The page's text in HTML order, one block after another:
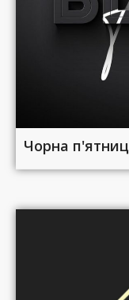
Чорна